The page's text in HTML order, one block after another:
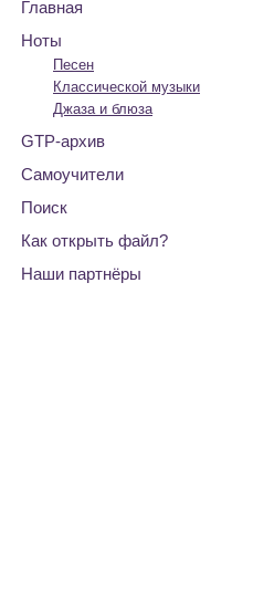
Главная
Ноты
Песен
Классической музыки
Джаза и блюза
GTP-архив
Самоучители
Поиск
Как открыть файл?
Наши партнёры